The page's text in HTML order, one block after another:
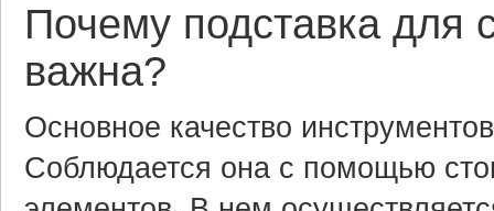
Почему подставка для
важна?
Основное качество
Соблюдается она с помощью